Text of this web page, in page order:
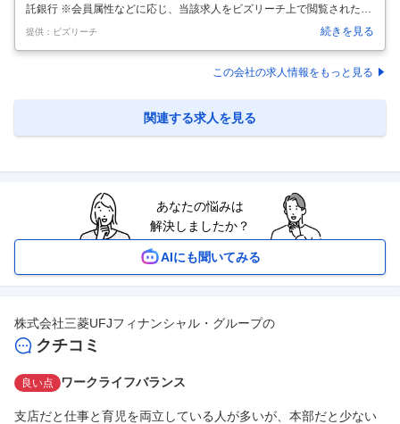
託銀行 ※会員属性などに応じ、当該求人をビズリーチ上で閲覧された際
に内容が異なる場合があります 【会社概要】 南都銀行は、奈良県を中心
とした地域を地盤とする地方銀行です。1934年の設立以来、奈良県内に
おいて預金・貸出金ともに圧倒的なシェアを誇り、盤石な経営基盤を築
いています。 当行のメインマーケットである奈良県は、一世帯あたりの
ど、豊かな暮らしの水準と優秀な人材を輩出する土壌を有しています。
（※出典：総務省2019年全国家計構造調査等） この豊かなアセットを
提供：ビズリーチ 続きを見る
この会社の求人情報をもっと見る
関連する求人を見る
あなたの悩みは
解決しましたか？
AIにも聞いてみる
株式会社三菱UFJフィナンシャル・グループの
クチコミ
良い点 ワークライフバランス
支店だと仕事と育児を両立している人が多いが、本部だと少ない